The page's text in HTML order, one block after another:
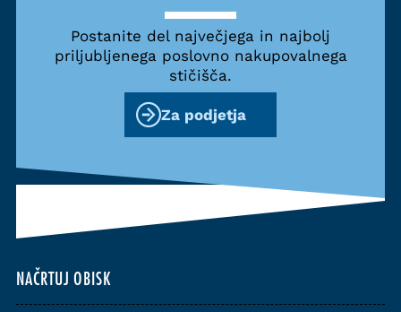
NAČRTUJ OBISK
Postanite del največjega in najbolj
priljubljenega poslovno nakupovalnega
stičišča.
Za podjetja